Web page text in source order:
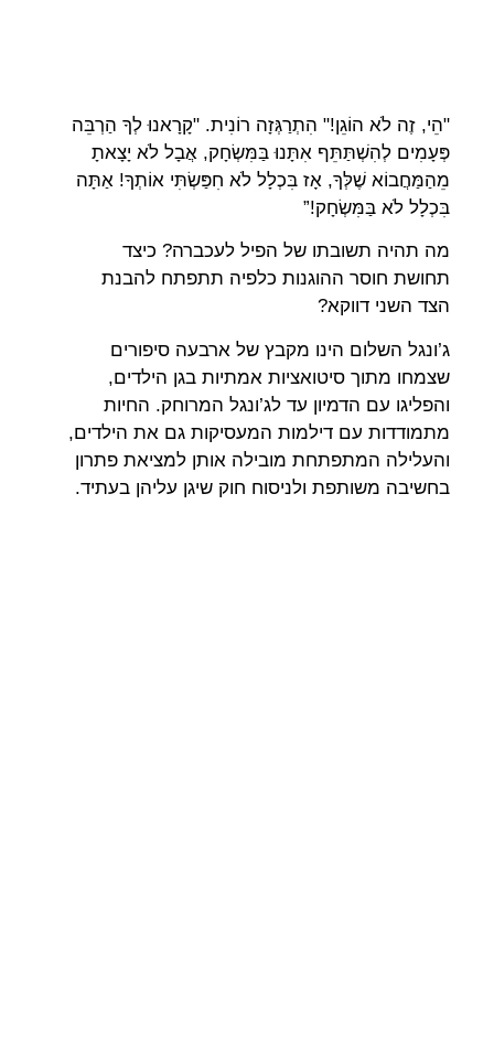
"הֵי, זֶה לֹא הוֹגֵן!" הִתְרַגְּזָה רוֹנִית. "קָרָאנוּ לְךָ הַרְבֵּה
פְּעָמִים לְהִשְׁתַּתֵּף אִתָּנוּ בַּמִּשְׂחָק, אֲבָל לֹא יָצָאתָ
מֵהַמַּחֲבוֹא שֶׁלְּךָ, אָז בִּכְלָל לֹא חִפַּשְׂתִּי אוֹתְךָ! אַתָּה
בִּכְלָל לֹא בַּמִּשְׂחָק!”
מה תהיה תשובתו של הפיל לעכברה? כיצד
תחושת חוסר ההוגנות כלפיה תתפתח להבנת
הצד השני דווקא?
ג’ונגל השלום הינו מקבץ של ארבעה סיפורים
שצמחו מתוך סיטואציות אמתיות בגן הילדים,
והפליגו עם הדמיון עד לג’ונגל המרוחק. החיות
מתמודדות עם דילמות המעסיקות גם את הילדים,
והעלילה המתפתחת מובילה אותן למציאת פתרון
בחשיבה משותפת ולניסוח חוק שיגן עליהן בעתיד.